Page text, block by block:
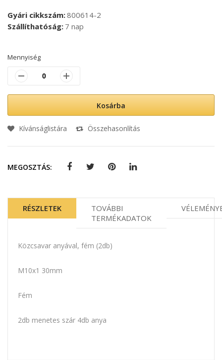
Gyári cikkszám 800614-2
Szállíthatóság 7 nap
Mennyiség
Kosárba
Kívánságlistára Összehasonlítás
MEGOSZTÁS:
RÉSZLETEK
TOVÁBBI
TERMÉKADATOK
Közcsavar anyával, fém (2db)
M10x1 30mm
Fém
2db menetes szár 4db anya